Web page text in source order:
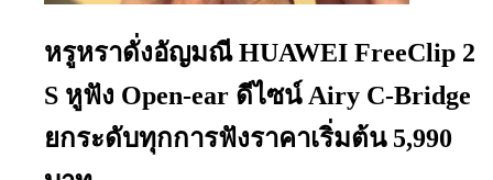
หรูหราดั่งอัญมณี HUAWEI FreeClip 2
S หูฟัง Open-ear ดีไซน์ Airy C-Bridge
ยกระดับทุกการฟังราคาเริ่มต้น 5,990